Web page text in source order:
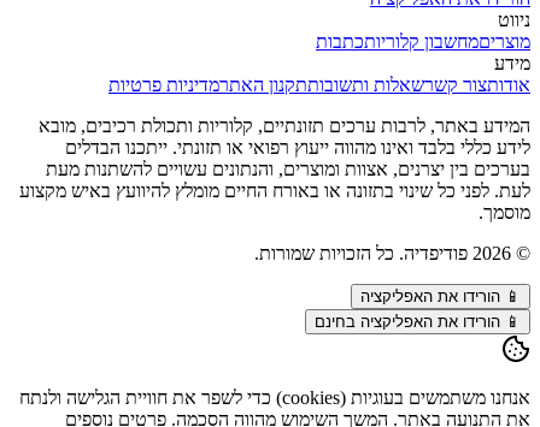
ניווט
מוצריםמחשבון קלוריותכתבות
מידע
אודותצור קשרשאלות ותשובותתקנון האתרמדיניות פרטיות
המידע באתר, לרבות ערכים תזונתיים, קלוריות ותכולת רכיבים, מובא
לידע כללי בלבד ואינו מהווה ייעוץ רפואי או תזונתי. ייתכנו הבדלים
בערכים בין יצרנים, אצוות ומוצרים, והנתונים עשויים להשתנות מעת
לעת. לפני כל שינוי בתזונה או באורח החיים מומלץ להיוועץ באיש מקצוע
מוסמך.
©
2026 פודיפדיה. כל הזכויות שמורות.
📱 הורידו את האפליקציה
📱 הורידו את האפליקציה בחינם
אנחנו משתמשים בעוגיות (cookies) כדי לשפר את חוויית הגלישה ולנתח
את התנועה באתר. המשך השימוש מהווה הסכמה. פרטים נוספים